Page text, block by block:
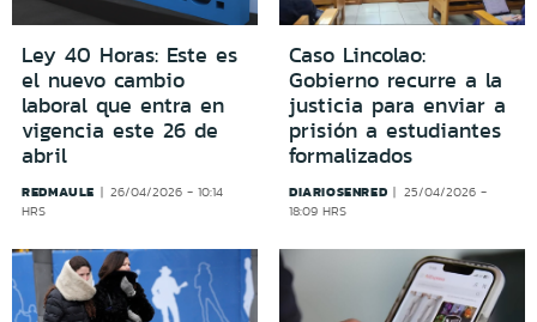
Ley 40 Horas: Este es
el nuevo cambio
laboral que entra en
vigencia este 26 de
abril
REDMAULE
26/04/2026 - 10:14
HRS
Caso Lincolao:
Gobierno recurre a la
justicia para enviar a
prisión a estudiantes
formalizados
DIARIOSENRED
25/04/2026 -
18:09 HRS